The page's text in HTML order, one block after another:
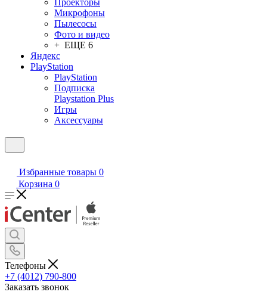
Проекторы
Микрофоны
Пылесосы
Фото и видео
+ ЕЩЕ 6
Яндекс
PlayStation
PlayStation
Подписка
Playstation Plus
Игры
Аксессуары
Избранные товары 0
Корзина 0
Телефоны
+7 (4012) 790-800
Заказать звонок